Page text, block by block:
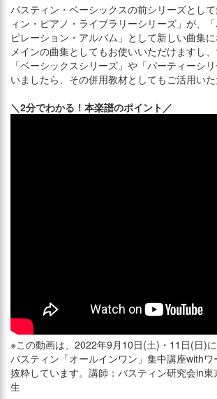
バスティン・ベーシックスの前シリーズとし
ィン・ピアノ・ライブラリーシリーズ」が、
ピレーション・アルバム」として新しい曲集に
メインの曲集としてもお使いいただけますし
「ベーシックスシリーズ」や「パーティーシ
いましたら、その併用教材としてもご活用いた
＼2分でわかる！本楽譜のポイント／
※この動画は、2022年9月10日(土)・11日(日)
バスティン「オールインワン」集中講座withワ
抜粋しています。講師：バスティン研究会in
生